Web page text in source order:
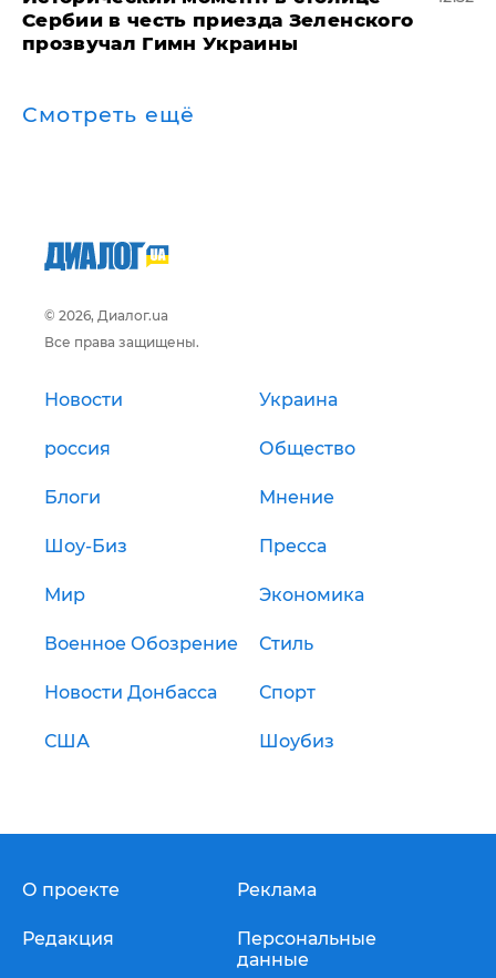
Сербии в честь приезда Зеленского
прозвучал Гимн Украины
Смотреть ещё
© 2026, Диалог.ua
Все права защищены.
Новости Украина
россия Общество
Блоги Мнение
Шоу-Биз Пресса
Мир Экономика
Военное Обозрение Стиль
Новости Донбасса Спорт
США Шоубиз
О проекте
Редакция
Реклама
Персональные
данные